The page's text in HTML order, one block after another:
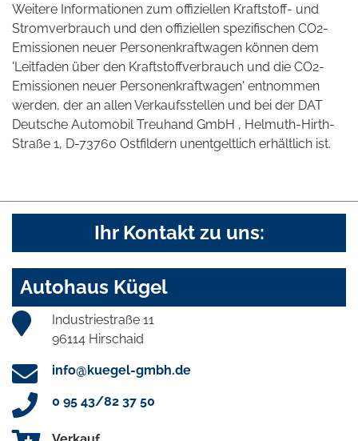
Weitere Informationen zum offiziellen Kraftstoff- und
Stromverbrauch und den offiziellen spezifischen CO2-
Emissionen neuer Personenkraftwagen können dem
'Leitfaden über den Kraftstoffverbrauch und die CO2-
Emissionen neuer Personenkraftwagen' entnommen
werden, der an allen Verkaufsstellen und bei der DAT
Deutsche Automobil Treuhand GmbH , Helmuth-Hirth-
Straße 1, D-73760 Ostfildern unentgeltlich erhältlich ist.
Ihr Kontakt zu uns:
Autohaus Kügel
Industriestraße 11
96114 Hirschaid
info@kuegel-gmbh.de
0 95 43/82 37 50